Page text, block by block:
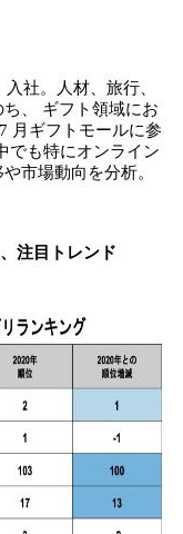
社。人材、旅行、
、 ギフト領域にお
月ギフトモールに参
でも特にオンライン
市場動向を分析。
注目トレンド